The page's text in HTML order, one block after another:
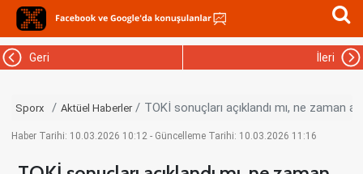
Geri İleri
Sporx Aktüel Haberler TOKİ sonuçları açıklandı mı, ne zaman
Haber Tarihi: 10.03.2026 10:12 - Güncelleme Tarihi: 10.03.2026 11:16